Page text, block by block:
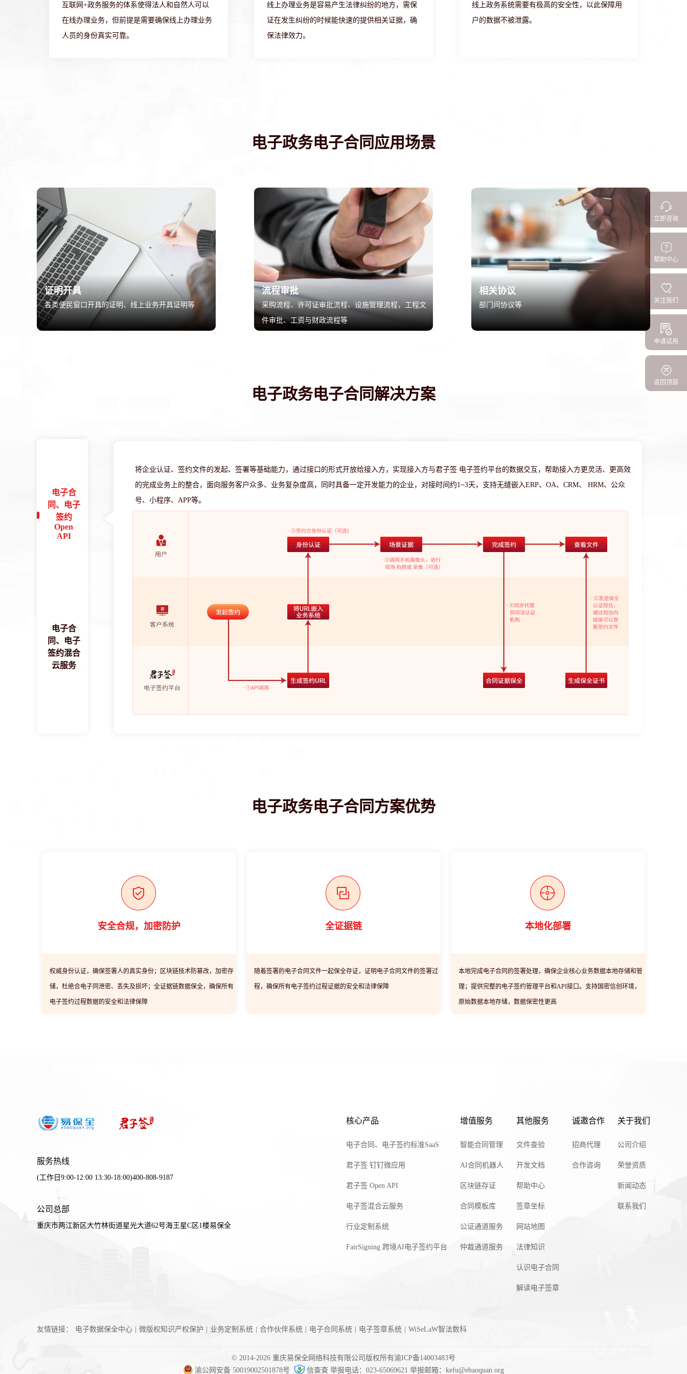
互联网+政务服务的体系使得法人和自然人可以
在线办理业务，但前提是需要确保线上办理业务
人员的身份真实可靠。
线上办理业务是容易产生法律纠纷的地方，需保
证在发生纠纷的时候能快速的提供相关证据，确
保法律效力。
线上政务系统需要有极高的安全性，以此保障用
户的数据不被泄露。
电子政务电子合同应用场景
证明开具
各类便民窗口开具的证明、线上业务开具证明等
流程审批
采购流程、许可证审批流程、设施管理流程，工程文
件审批、工资与财政流程等
相关协议
部门间协议等
电子政务电子合同解决方案
电子合
同、电子
签约
Open
API
电子合
同、电子
签约混合
云服务
将企业认证、签约文件的发起、签署等基础能力，通过接口的形式开放给接入方，实现接入方与君子签 电子签约平台的数据交互，帮助接入方更灵活、更高效
的完成业务上的整合，面向服务客户众多、业务复杂度高，同时具备一定开发能力的企业，对接时间约1~3天，支持无缝嵌入ERP、OA、CRM、 HRM、公众
号、小程序、APP等。
电子政务电子合同方案优势
安全合规，加密防护
权威身份认证，确保签署人的真实身份；区块链技术防篡改，加密存
储，杜绝合电子同泄密、丢失及损坏；全证据链数据保全，确保所有
电子签约过程数据的安全和法律保障
全证据链
随着签署的电子合同文件一起保全存证，证明电子合同文件的签署过
程，确保所有电子签约过程证据的安全和法律保障
本地化部署
本地完成电子合同的签署处理，确保企业核心业务数据本地存储和管
理；提供完整的电子签约管理平台和API接口。支持国密信创环境，
原始数据本地存储，数据保密性更高
立即咨询
帮助中心
关注我们
申请试用
返回顶部
服务热线
(工作日9:00-12:00 13:30-18:00)400-808-9187
公司总部
重庆市两江新区大竹林街道星光大道62号海王星C区1楼易保全
核心产品
电子合同、电子签约标准SaaS
君子签 钉钉微应用
君子签 Open API
电子签混合云服务
行业定制系统
FairSigning 跨境AI电子签约平台
增值服务
智能合同管理
AI合同机器人
区块链存证
合同模板库
公证通道服务
仲裁通道服务
其他服务
文件查验
开发文档
帮助中心
签章坐标
网站地图
法律知识
认识电子合同
解读电子签章
诚邀合作
招商代理
合作咨询
关于我们
公司介绍
荣誉资质
新闻动态
联系我们
友情链接： 电子数据保全中心 微版权知识产权保护 业务定制系统 合作伙伴系统 电子合同系统 电子签章系统 WiSeLaW智法数科
© 2014-2026 重庆易保全网络科技有限公司版权所有渝ICP备14003483号
渝公网安备 50019002501878号
信查查 举报电话：023-65069621 举报邮箱：kefu@ebaoquan.org